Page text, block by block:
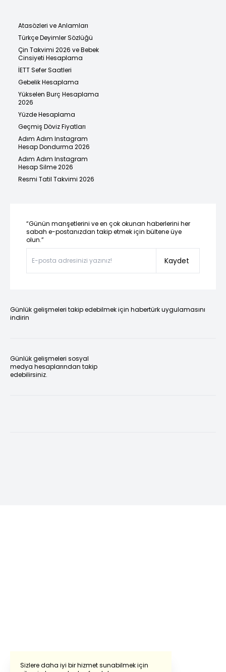
Sizlere daha iyi bir hizmet sunabilmek için
Atasözleri ve Anlamları
Türkçe Deyimler Sözlüğü
Çin Takvimi 2026 ve Bebek
Cinsiyeti Hesaplama
İETT Sefer Saatleri
Gebelik Hesaplama
Yükselen Burç Hesaplama
2026
Yüzde Hesaplama
Geçmiş Döviz Fiyatları
Adım Adım Instagram
Hesap Dondurma 2026
Adım Adım Instagram
Hesap Silme 2026
Resmi Tatil Takvimi 2026
“Günün manşetlerini ve en çok okunan haberlerini her
sabah e-postanızdan takip etmek için bültene üye
olun.”
Kaydet
Günlük gelişmeleri takip edebilmek için habertürk uygulamasını
indirin
Günlük gelişmeleri sosyal
medya hesaplarından takip
edebilirsiniz.